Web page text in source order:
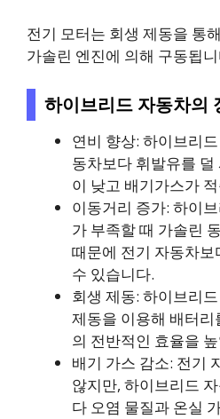
전기 모터는 회생 제동을 통
가솔린 엔진에 의해 구동됩
하이브리드 자동차의
연비 향상: 하이브리
동차보다 휘발유를
이 낮고 배기가스가
이동거리 증가: 하이
가 부족할 때 가솔린
때문에 전기 자동차
수 있습니다.
회생 제동: 하이브리
제동을 이용해 배터
의 전반적인 효율을
배기 가스 감소: 전기
않지만, 하이브리드
다 오염 물질과 온실